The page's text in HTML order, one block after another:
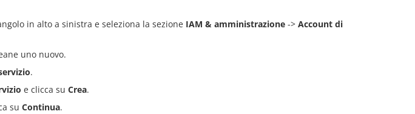
in alto a sinistra e seleziona la sezione IAM & amministrazione -> Account di
uno nuovo.
.
e clicca su Crea.
su Continua.